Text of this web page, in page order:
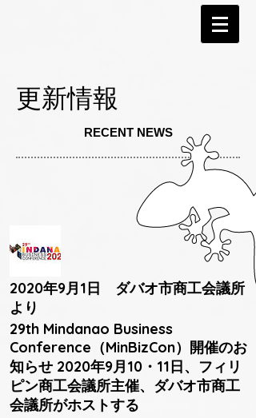
更新情報
RECENT NEWS
2020年9月1日 ダバオ市商工会議所
より
29th Mindanao Business
Conference（MinBizCon）開催のお
知らせ 2020年9月10・11日、フィリ
ピン商工会議所主催、ダバオ市商工
会議所がホストする